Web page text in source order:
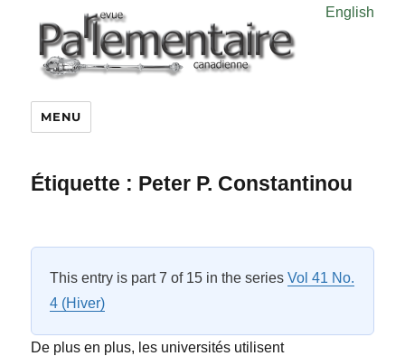
English
MENU
Étiquette : Peter P. Constantinou
This entry is part 7 of 15 in the seriesVol 41 No.
4 (Hiver)
De plus en plus, les universités utilisent